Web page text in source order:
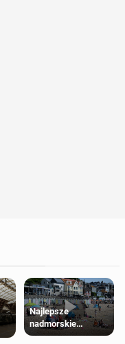
Najlepsze
nadmorskie
miasteczko blisko